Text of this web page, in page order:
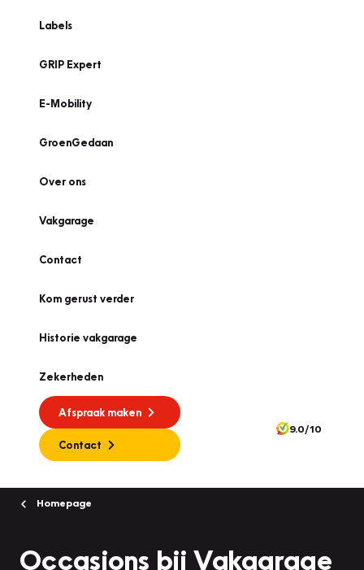
Labels
GRIP Expert
E-Mobility
GroenGedaan
Over ons
Vakgarage
Contact
Kom gerust verder
Historie vakgarage
Zekerheden
Afspraak maken
Contact
9.0/10
Homepage
Occasions bij Vakgarage